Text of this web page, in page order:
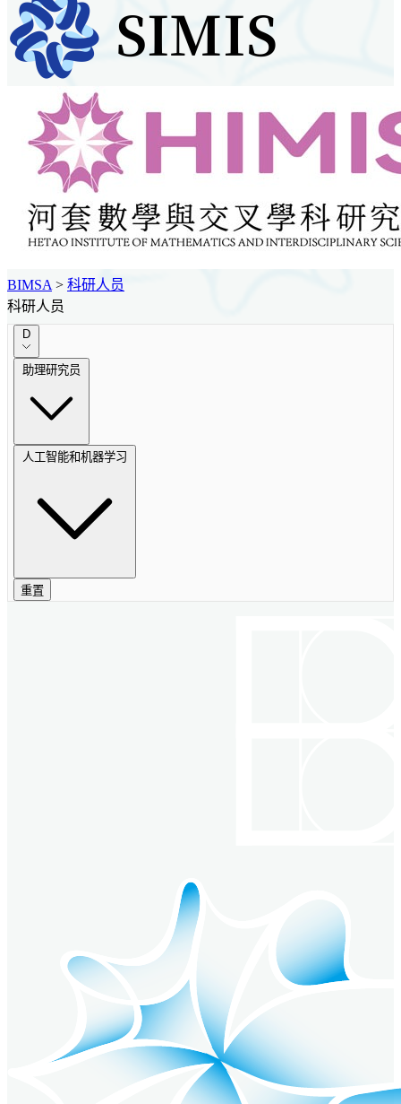
BIMSA > 科研人员
科研人员
D
助理研究员
人工智能和机器学习
重置